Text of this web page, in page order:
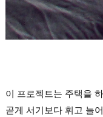
이 프로젝트는 주택을
곧게 서기보다 휘고 늘